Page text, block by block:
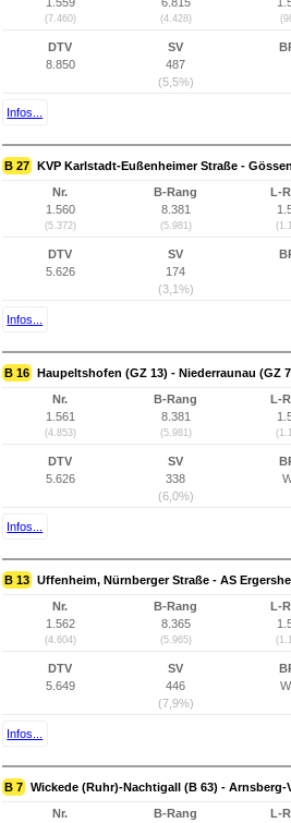
(7.460) (4.428)
DTV
8.850
SV
487
(5,5%)
Infos...
B 27 KVP Karlstadt-Eußenheimer Straße -
Nr.
1.560
(5.372)
B-Rang
8.381
(5.981)
L-
DTV
5.626
SV
174
(3,1%)
Infos...
B 16 Haupeltshofen (GZ 13) - Niederraunau (GZ
Nr.
1.561
(4.853)
B-Rang
8.381
(5.981)
L-
DTV
5.626
SV
338
(6,0%)
Infos...
B 13 Uffenheim, Nürnberger Straße - AS
Nr.
1.562
(4.604)
B-Rang
8.365
(5.965)
L-
DTV
5.649
SV
446
(7,9%)
Infos...
B 7 Wickede (Ruhr)-Nachtigall (B 63) - Arnsberg-
Nr.
B-Rang
L-